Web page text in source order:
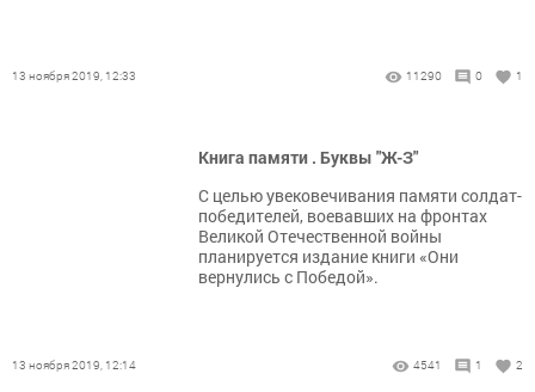
13 ноября 2019, 12:33 11290 0 1
Книга памяти . Буквы "Ж-З"
С целью увековечивания памяти солдат-
победителей, воевавших на фронтах
Великой Отечественной войны
планируется издание книги «Они
вернулись с Победой».
13 ноября 2019, 12:14 4541 1 2